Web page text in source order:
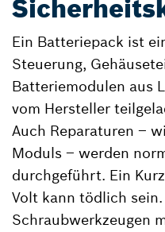
Ein Batteriepack ist
Steuerung,
Batteriemodulen aus
vom Hersteller
Auch Reparaturen –
Moduls – werden
durchgeführt. Ein
Volt kann tödlich
Schraubwerkzeugen